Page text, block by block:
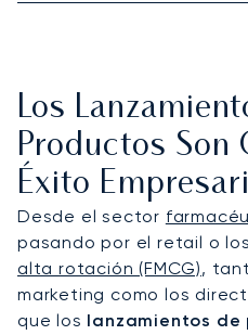
Los
Productos Son
Éxito
Desde el sector
pasando por el retail o
alta rotación (FMCG),
marketing como los
que los lanzamientos de